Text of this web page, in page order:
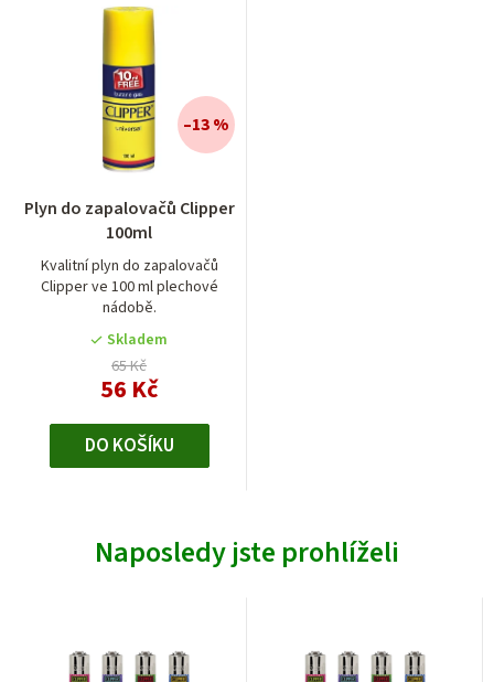
Plyn do zapalovačů Clipper
100ml
Kvalitní plyn do zapalovačů
Clipper ve 100 ml plechové
nádobě.
Skladem
65 Kč
56 Kč
–13 %
DO KOŠÍKU
Naposledy jste prohlíželi